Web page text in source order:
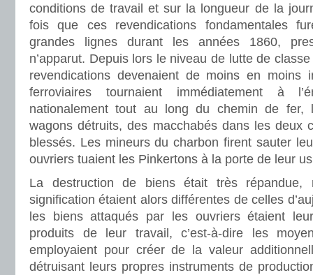
conditions de travail et sur la longueur de la
fois que ces revendications fondamentales
grandes lignes durant les années 1860,
n’apparut. Depuis lors le niveau de lutte de
revendications devenaient de moins en moins
ferroviaires tournaient immédiatement à
nationalement tout au long du chemin de fer,
wagons détruits, des macchabés dans les deux
blessés. Les mineurs du charbon firent sauter
ouvriers tuaient les Pinkertons à la porte de leur
La destruction de biens était très
signification étaient alors différentes de celles
les biens attaqués par les ouvriers étaient
produits de leur travail, c’est-à-dire les
employaient pour créer de la valeur
détruisant leurs propres instruments de